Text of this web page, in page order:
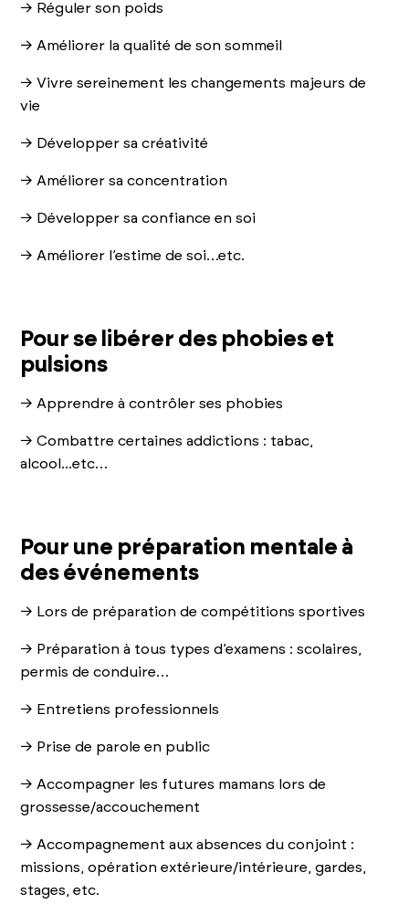
→ Réguler son poids
→ Améliorer la qualité de son sommeil
→ Vivre sereinement les changements majeurs de
vie
→ Développer sa créativité
→ Améliorer sa concentration
→ Développer sa confiance en soi
→ Améliorer l’estime de soi…etc.
Pour se libérer des phobies et
pulsions
→ Apprendre à contrôler ses phobies
→ Combattre certaines addictions : tabac,
alcool...etc…
Pour une préparation mentale à
des événements
→ Lors de préparation de compétitions sportives
→ Préparation à tous types d’examens : scolaires,
permis de conduire…
→ Entretiens professionnels
→ Prise de parole en public
→ Accompagner les futures mamans lors de
grossesse/accouchement
→ Accompagnement aux absences du conjoint :
missions, opération extérieure/intérieure, gardes,
stages, etc.